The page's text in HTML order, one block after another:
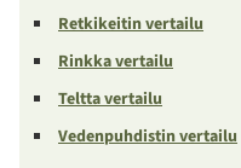
Retkikeitin vertailu
Rinkka vertailu
Teltta vertailu
Vedenpuhdistin vertailu